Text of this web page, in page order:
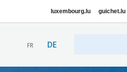
luxembourg.lu guichet.lu
FR DE